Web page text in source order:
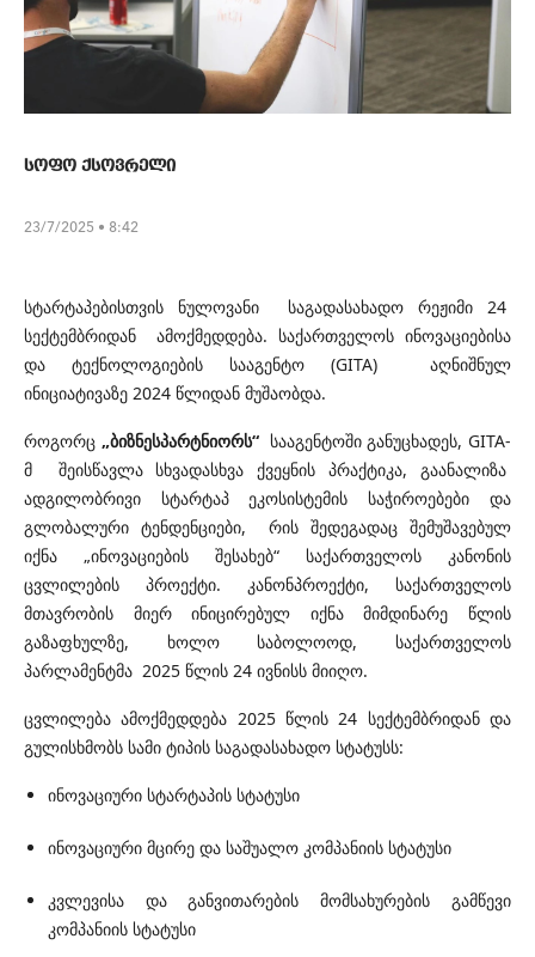
სოფო ქსოვრელი
23/7/2025 • 8:42
სტარტაპებისთვის ნულოვანი საგადასახადო რეჟიმი 24
სექტემბრიდან ამოქმედდება. საქართველოს ინოვაციებისა
და ტექნოლოგიების სააგენტო (GITA) აღნიშნულ
ინიციატივაზე 2024 წლიდან მუშაობდა.
როგორც „ბიზნესპარტნიორს“ სააგენტოში განუცხადეს, GITA-
მ შეისწავლა სხვადასხვა ქვეყნის პრაქტიკა, გაანალიზა
ადგილობრივი სტარტაპ ეკოსისტემის საჭიროებები და
გლობალური ტენდენციები, რის შედეგადაც შემუშავებულ
იქნა „ინოვაციების შესახებ“ საქართველოს კანონის
ცვლილების პროექტი. კანონპროექტი, საქართველოს
მთავრობის მიერ ინიცირებულ იქნა მიმდინარე წლის
გაზაფხულზე, ხოლო საბოლოოდ, საქართველოს
პარლამენტმა 2025 წლის 24 ივნისს მიიღო.
ცვლილება ამოქმედდება 2025 წლის 24 სექტემბრიდან და
გულისხმობს სამი ტიპის საგადასახადო სტატუსს:
ინოვაციური სტარტაპის სტატუსი
ინოვაციური მცირე და საშუალო კომპანიის სტატუსი
კვლევისა და განვითარების მომსახურების გამწევი
კომპანიის სტატუსი